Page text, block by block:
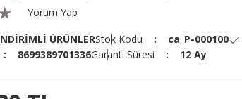
Yorum Yap
ÜRÜNLERStok Kodu ca_P-000100
8699389701336Garanti Süresi 12 Ay